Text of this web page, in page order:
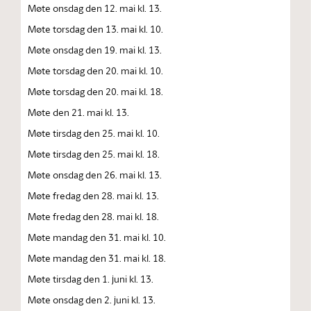
Møte onsdag den 12. mai kl. 13.
Møte torsdag den 13. mai kl. 10.
Møte onsdag den 19. mai kl. 13.
Møte torsdag den 20. mai kl. 10.
Møte torsdag den 20. mai kl. 18.
Møte den 21. mai kl. 13.
Møte tirsdag den 25. mai kl. 10.
Møte tirsdag den 25. mai kl. 18.
Møte onsdag den 26. mai kl. 13.
Møte fredag den 28. mai kl. 13.
Møte fredag den 28. mai kl. 18.
Møte mandag den 31. mai kl. 10.
Møte mandag den 31. mai kl. 18.
Møte tirsdag den 1. juni kl. 13.
Møte onsdag den 2. juni kl. 13.